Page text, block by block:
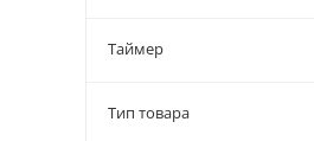
Таймер
Тип товара